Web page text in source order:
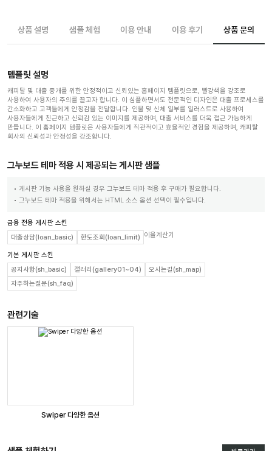
상품 설명 샘플 체험 이용 안내 이용 후기 상품 문의
템플릿 설명
캐피탈 및 대출 중개를 위한 안정적이고 신뢰있는 홈페이지 템플릿으로, 빨강색을 강조로
사용하여 사용자의 주의를 끌고자 합니다. 이 심플하면서도 전문적인 디자인은 대출 프로세스를
간소화하고 고객들에게 안정감을 전달합니다. 인물 및 신체 일부를 일러스트로 사용하여
사용자들에게 친근하고 신뢰감 있는 이미지를 제공하며, 대출 서비스를 더욱 접근 가능하게
만듭니다. 이 홈페이지 템플릿은 사용자들에게 직관적이고 효율적인 경험을 제공하며, 캐피탈
회사의 신뢰성과 안정성을 강조합니다.
그누보드 테마 적용 시 제공되는 게시판 샘플
게시판 기능 사용을 원하실 경우 그누보드 테마 적용 후 구매가 필요합니다.
그누보드 테마 적용을 위해서는 HTML 소스 옵션 선택이 필수입니다.
금융 전용 게시판 스킨
대출상담(loan_basic)
한도조회(loan_limit) 이율계산기
기본 게시판 스킨
공지사항(sh_basic)
갤러리(gallery01~04)
오시는길(sh_map)
자주하는질문(sh_faq)
관련기술
Swiper 다양한 옵션